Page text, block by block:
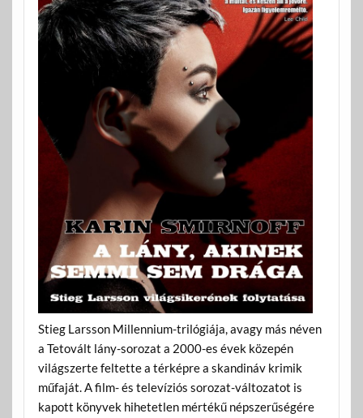
Stieg Larsson Millennium-trilógiája, avagy más néven
a Tetovált lány-sorozat a 2000-es évek közepén
világszerte feltette a térképre a skandináv krimik
műfaját. A film- és televíziós sorozat-változatot is
kapott könyvek hihetetlen mértékű népszerűségére